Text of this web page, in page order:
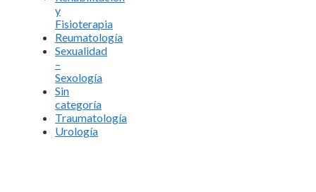
y
Fisioterapia
Reumatología
Sexualidad
–
Sexología
Sin
categoría
Traumatología
Urología